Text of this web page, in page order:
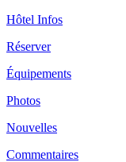
Hôtel Infos
Réserver
Équipements
Photos
Nouvelles
Commentaires